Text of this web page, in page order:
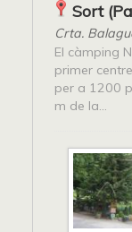
Sort
Crta.
El càmping
primer
per a 1200
m de la...